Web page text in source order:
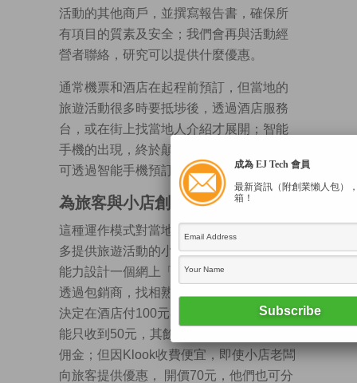
活動的其他商戶，並撰寫報告書，確保所
有項目的質素及安全；我們會再與活動經
營者聯絡，研究可以提供什麼優惠。
通常機票和酒店在起程前預訂，但當地的
旅遊活動很多時要抵埗後，透過酒店服務
台，或在街上找當地人介紹才展開；智能
手機的出現，終於顛覆了旅遊方式，旅客
可透過智能手機預訂活動。
為旅客與小店創雙贏
這種運作模式對當地商戶也有好處，因很
多提供旅遊活動的小店規模都不大，沒有
能力設計一個網上「搵客」系統，多數要
透過包銷商，找相熟酒店推銷。即 使客人
決定在酒店付100元參加活動，小店老闆可
能只收到50元，其餘50元其實是中間人的
佣金；但因Klook收費便宜，即使小店老闆
向旅客提供優惠， 開價70元，他們也可分
成為 EJ Tech 會員
最新資訊（附創業懶人包）
箱！